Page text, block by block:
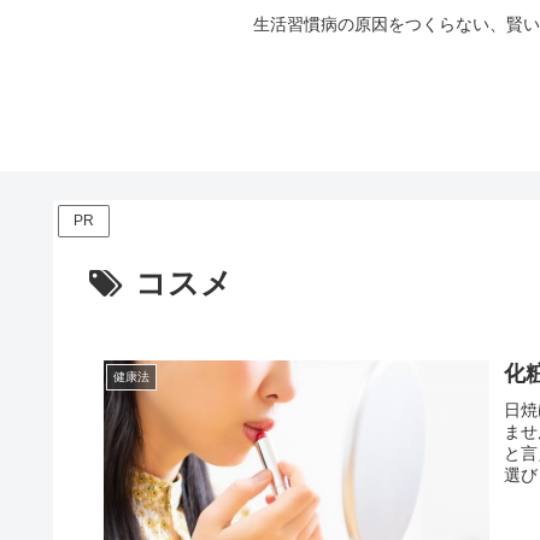
生活習慣病の原因をつくらない、賢
PR
コスメ
健康法 化
日
ま
と
選